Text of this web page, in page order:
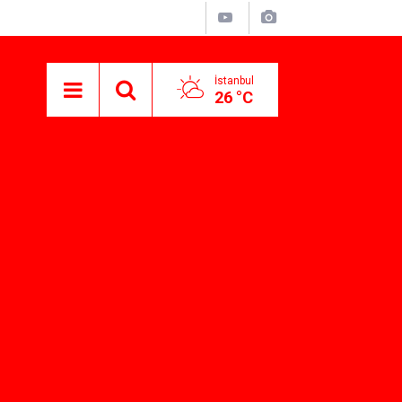
İstanbul
26 °C